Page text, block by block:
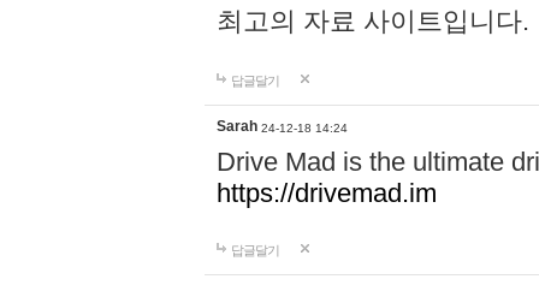
최고의 자료 사이트입니다.
답글달기
Sarah 24-12-18 14:24
Drive Mad is the ultimate
https://drivemad.im
답글달기